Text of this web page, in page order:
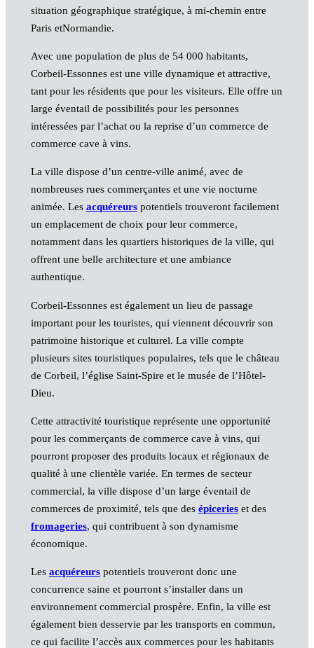
situation géographique stratégique, à mi-chemin entre
Paris etNormandie.
Avec une population de plus de 54 000 habitants,
Corbeil-Essonnes est une ville dynamique et attractive,
tant pour les résidents que pour les visiteurs. Elle offre un
large éventail de possibilités pour les personnes
intéressées par l’achat ou la reprise d’un commerce de
commerce cave à vins.
La ville dispose d’un centre-ville animé, avec de
nombreuses rues commerçantes et une vie nocturne
animée. Les acquéreurspotentiels trouveront facilement
un emplacement de choix pour leur commerce,
notamment dans les quartiers historiques de la ville, qui
offrent une belle architecture et une ambiance
authentique.
Corbeil-Essonnes est également un lieu de passage
important pour les touristes, qui viennent découvrir son
patrimoine historique et culturel. La ville compte
plusieurs sites touristiques populaires, tels que le château
de Corbeil, l’église Saint-Spire et le musée de l’Hôtel-
Dieu.
Cette attractivité touristique représente une opportunité
pour les commerçants de commerce cave à vins, qui
pourront proposer des produits locaux et régionaux de
qualité à une clientèle variée. En termes de secteur
commercial, la ville dispose d’un large éventail de
commerces de proximité, tels que des épicerieset des
fromageries, qui contribuent à son dynamisme
économique.
Les acquéreurspotentiels trouveront donc une
concurrence saine et pourront s’installer dans un
environnement commercial prospère. Enfin, la ville est
également bien desservie par les transports en commun,
ce qui facilite l’accès aux commerces pour les habitants